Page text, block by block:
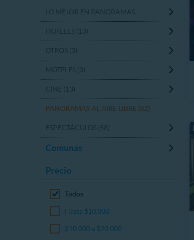
PANORAMAS AL AIRE LIBRE (82)
Comunas
Precio
Todos
Hasta $10.000
$10.000 a $20.000